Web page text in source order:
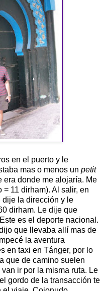
en el puerto y le
mas o menos un petit
era donde me alojaría. Me
11 dirham). Al salir, en
dije la dirección y le
dirham. Le dije que
es el deporte nacional.
que llevaba allí mas de
la aventura
en taxi en Tánger, por lo
que de camino suelen
ir por la misma ruta. Le
gordo de la transacción te